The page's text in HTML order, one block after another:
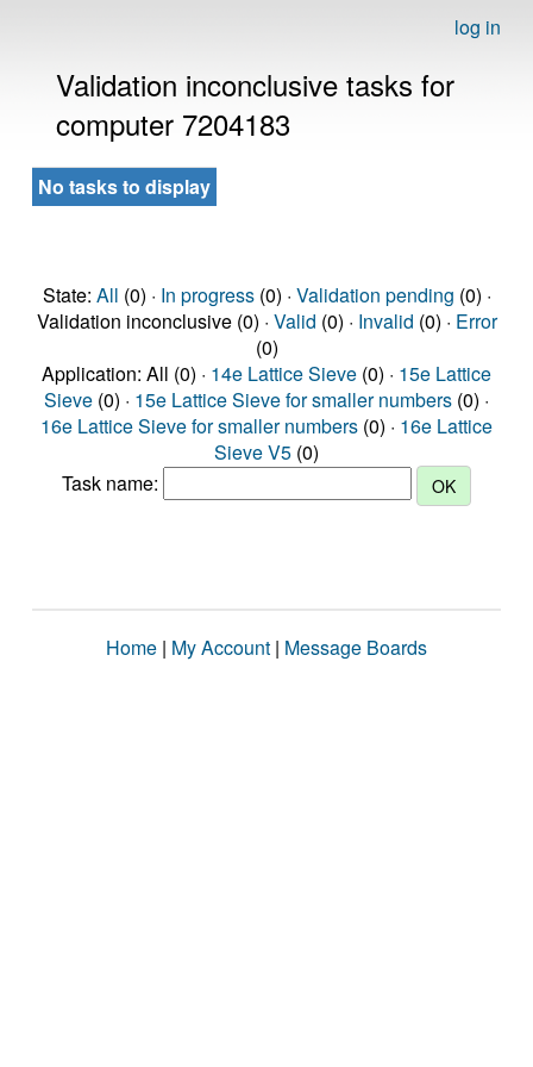
log in
Validation inconclusive tasks for
computer 7204183
No tasks to display
State: All (0) · In progress(0) · Validation pending (0) ·
Validation inconclusive (0) · Valid (0) · Invalid (0) · Error
(0)
Application: All (0) · 14e Lattice Sieve (0) · 15e Lattice
Sieve (0) · 15e Lattice Sieve for smaller numbers (0) ·
16e Lattice Sieve for smaller numbers (0) · 16e Lattice
Sieve V5 (0)
Task name:
Home | My Account | Message Boards